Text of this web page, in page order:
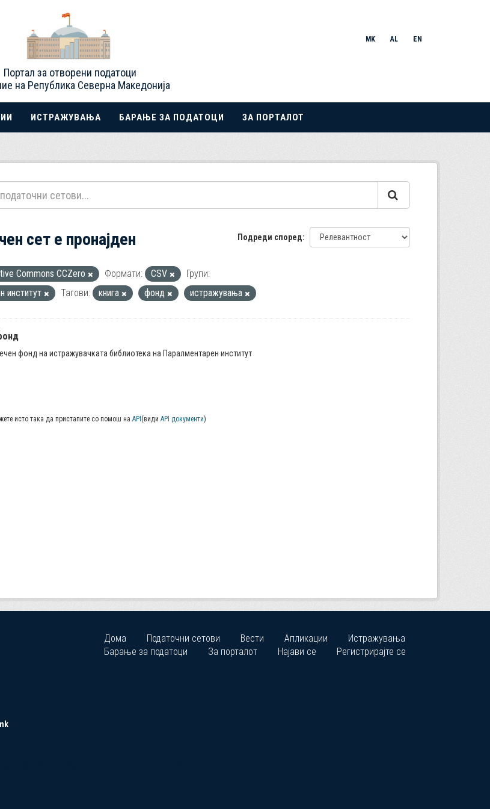
Портал за отворени податоци
на Република Северна Македонија
MK AL EN
ИСТРАЖУВАЊА БАРАЊЕ ЗА ПОДАТОЦИ ЗА ПОРТАЛОТ
Подреди според
сет е пронајден
Commons CCZero Формати: CSV
Групи:
институт
Тагови: книга фонд истражувања
фонд на истражувачката библиотека на Паралментарен институт
исто така да пристапите со помош на API (види API документи)
Дома Податочни сетови Вести Апликации
Истражувања
Барање за податоци
За порталот Најави се Регистрирајте се